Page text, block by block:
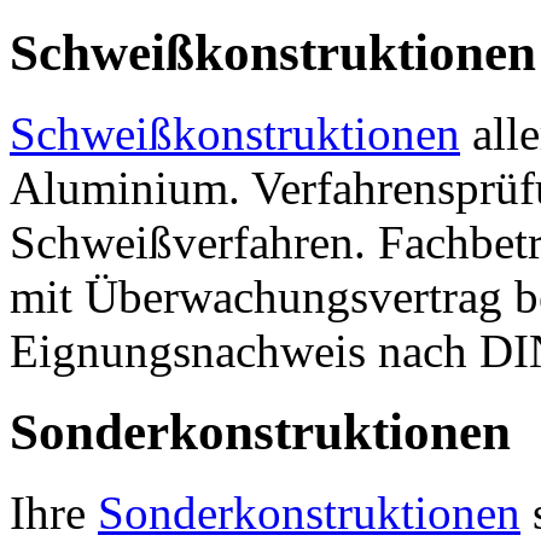
Schweißkonstruktionen
Schweißkonstruktionen
Aluminium.
Schweißverfahren.
mit Überwachungsvertrag
Eignungsnachweis nach
Sonderkonstruktionen
Ihre Sonderkonstruktionen